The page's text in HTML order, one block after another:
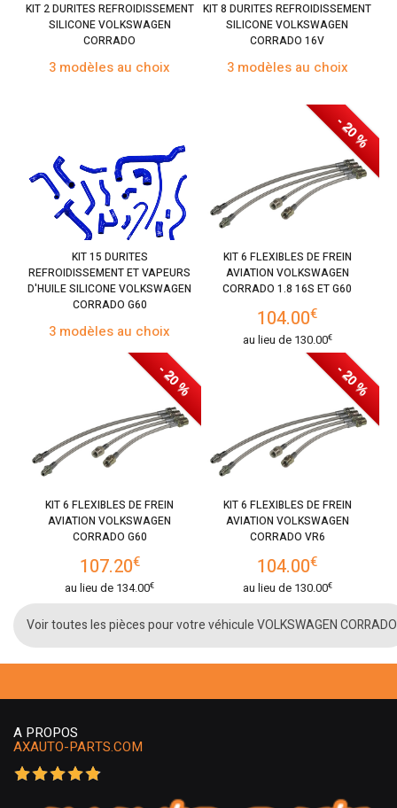
KIT 2 DURITES REFROIDISSEMENT
SILICONE VOLKSWAGEN
CORRADO
3 modèles au choix
KIT 8 DURITES REFROIDISSEMENT
SILICONE VOLKSWAGEN
CORRADO 16V
3 modèles au choix
KIT 15 DURITES
REFROIDISSEMENT ET VAPEURS
D'HUILE SILICONE VOLKSWAGEN
CORRADO G60
3 modèles au choix
- 20 %
KIT 6 FLEXIBLES DE FREIN
AVIATION VOLKSWAGEN
CORRADO 1.8 16S ET G60
104.00€
au lieu de 130.00€
- 20 %
KIT 6 FLEXIBLES DE FREIN
AVIATION VOLKSWAGEN
CORRADO G60
107.20€
au lieu de 134.00€
- 20 %
KIT 6 FLEXIBLES DE FREIN
AVIATION VOLKSWAGEN
CORRADO VR6
104.00€
au lieu de 130.00€
Voir toutes les pièces pour votre véhicule VOLKSWAGEN CORRADO
A PROPOS
AXAUTO-PARTS.COM